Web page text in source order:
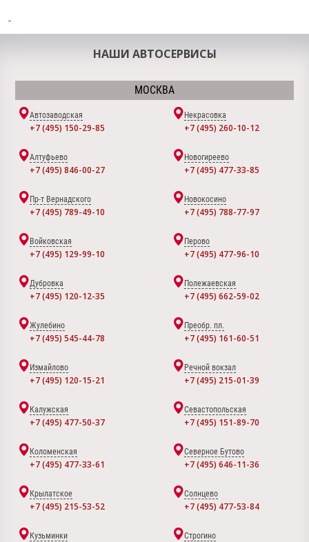
НАШИ АВТОСЕРВИСЫ
МОСКВА
Автозаводская
+7 (495) 150-29-85
Некрасовка
+7 (495) 260-10-12
Алтуфьево
+7 (495) 846-00-27
Новогиреево
+7 (495) 477-33-85
Пр-т Вернадского
+7 (495) 789-49-10
Новокосино
+7 (495) 788-77-97
Войковская
+7 (495) 129-99-10
Перово
+7 (495) 477-96-10
Дубровка
+7 (495) 120-12-35
Полежаевская
+7 (495) 662-59-02
Жулебино
+7 (495) 545-44-78
Преобр. пл.
+7 (495) 161-60-51
Измайлово
+7 (495) 120-15-21
Речной вокзал
+7 (495) 215-01-39
Калужская
+7 (495) 477-50-37
Севастопольская
+7 (495) 151-89-70
Коломенская
+7 (495) 477-33-61
Северное Бутово
+7 (495) 646-11-36
Крылатское
+7 (495) 215-53-52
Солнцево
+7 (495) 477-53-84
Кузьминки Строгино